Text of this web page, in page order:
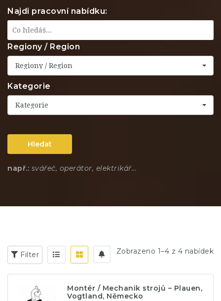
Najdi pracovní nabídku:
Regiony / Region
Regiony / Region
Kategorie
Kategorie
Hledat
např.: svářeč, operátor, elektrikář...
Filter Zobrazeno 1–4 z 4 nabídek
Montér / Mechanik strojů – Plauen,
Vogtland, Německo